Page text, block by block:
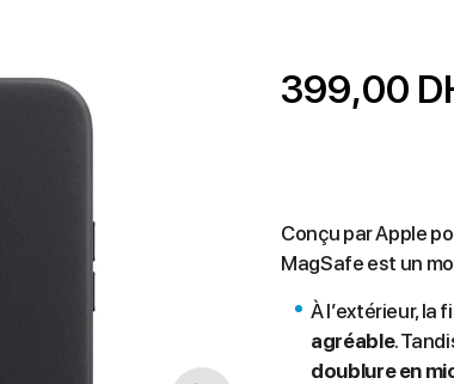
399,00
Conçu par Apple
MagSafe est un
À l’extérieur, la
agréable.
doublure en